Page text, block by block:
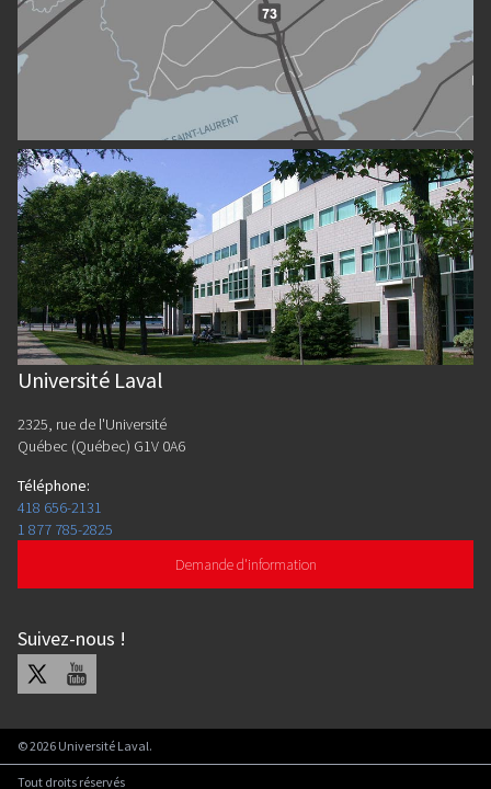
Université Laval
2325, rue de l'Université
Québec (Québec) G1V 0A6
Téléphone:
418 656-2131
1 877 785-2825
Demande d'information
Suivez-nous !
Youtube
©2026 Université Laval.
Tout droits réservés